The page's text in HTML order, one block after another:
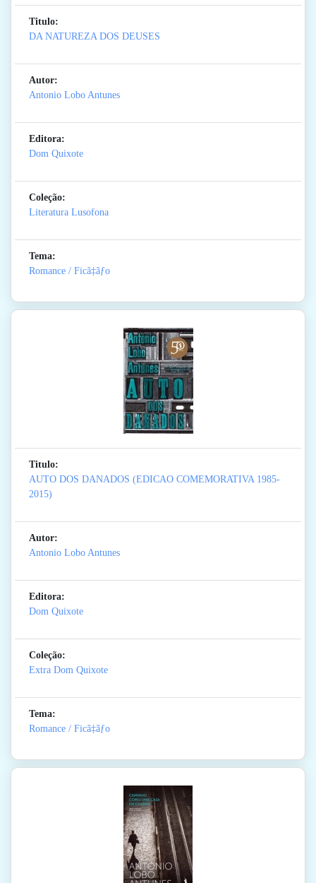
Titulo:
DA NATUREZA DOS DEUSES
Autor:
Antonio Lobo Antunes
Editora:
Dom Quixote
Coleção:
Literatura Lusofona
Tema:
Romance / Ficã‡ãƒo
Titulo:
AUTO DOS DANADOS (EDICAO COMEMORATIVA 1985-
2015)
Autor:
Antonio Lobo Antunes
Editora:
Dom Quixote
Coleção:
Extra Dom Quixote
Tema:
Romance / Ficã‡ãƒo